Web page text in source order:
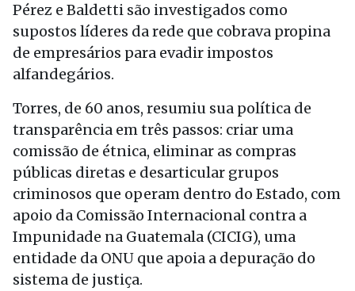
Pérez e Baldetti são investigados como
supostos líderes da rede que cobrava propina
de empresários para evadir impostos
alfandegários.
Torres, de 60 anos, resumiu sua política de
transparência em três passos: criar uma
comissão de étnica, eliminar as compras
públicas diretas e desarticular grupos
criminosos que operam dentro do Estado, com
apoio da Comissão Internacional contra a
Impunidade na Guatemala (CICIG), uma
entidade da ONU que apoia a depuração do
sistema de justiça.